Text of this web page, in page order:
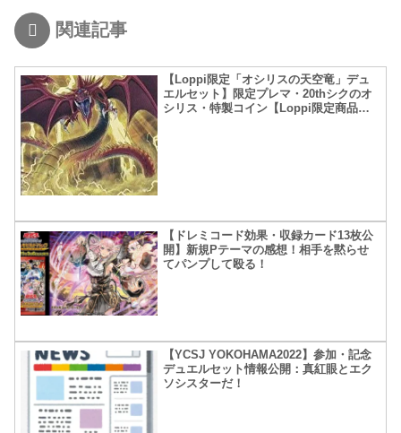
関連記事
【Loppi限定「オシリスの天空竜」デュ
エルセット】限定プレマ・20thシクのオ
シリス・特製コイン【Loppi限定商品第
【ドレミコード効果・収録カード13枚公
開】新規Pテーマの感想！相手を黙らせ
てパンプして殴る！
【YCSJ YOKOHAMA2022】参加・記念
デュエルセット情報公開：真紅眼とエク
ソシスターだ！